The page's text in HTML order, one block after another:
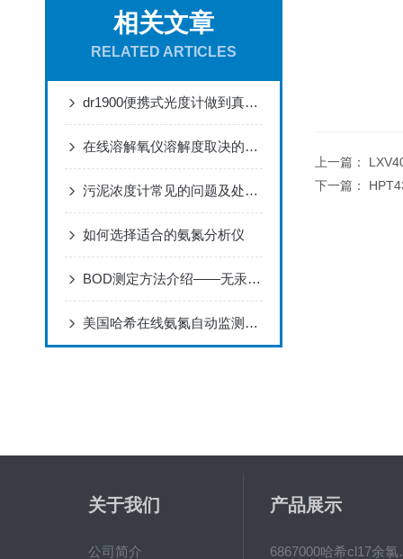
相关文章
RELATED ARTICLES
dr1900便携式光度计做到真正便携，轻松应对各种测量需求
在线溶解氧仪溶解度取决的因素
污泥浓度计常见的问题及处理方法供使用者借鉴和参考
如何选择适合的氨氮分析仪
BOD测定方法介绍——无汞压差法
美国哈希在线氨氮自动监测仪特点
上一篇：
下一篇：
关于我们
公司简介
产品展示
6867000